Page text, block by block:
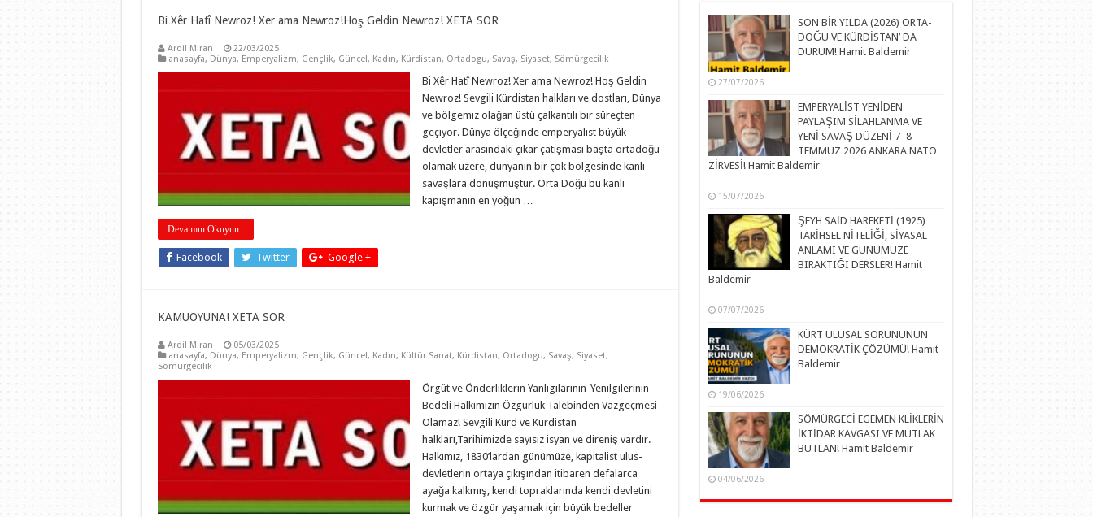
Bi Xêr Hatî Newroz! Xer ama Newroz!Hoş Geldin Newroz! XETA SOR
Ardil Miran
22/03/2025
anasayfa, Dünya, Emperyalizm, Gençlik, Güncel, Kadın, Kürdistan, Ortadogu, Savaş, Siyaset, Sömürgecilik
Bi Xêr Hatî Newroz! Xer ama Newroz! Hoş Geldin
Newroz! Sevgili Kürdistan halkları ve dostları, Dünya
ve bölgemiz olağan üstü çalkantılı bir süreçten
geçiyor. Dünya ölçeğinde emperyalist büyük
devletler arasındaki çıkar çatışması başta ortadoğu
olamak üzere, dünyanın bir çok bölgesinde kanlı
savaşlara dönüşmüştür. Orta Doğu bu kanlı
kapışmanın en yoğun …
Devamını Okuyun..
Facebook Twitter Google +
KAMUOYUNA! XETA SOR
Ardil Miran
05/03/2025
anasayfa, Dünya, Emperyalizm, Gençlik, Güncel, Kadın, Kültür Sanat, Kürdistan, Ortadogu, Savaş, Siyaset,
Sömürgecilik
Örgüt ve Önderliklerin Yanlıgılarının-Yenilgilerinin
Bedeli Halkımızın Özgürlük Talebinden Vazgeçmesi
Olamaz! Sevgili Kürd ve Kürdistan
halkları,Tarihimizde sayısız isyan ve direniş vardır.
Halkımız, 1830’lardan günümüze, kapitalist ulus-
devletlerin ortaya çıkışından itibaren defalarca
ayağa kalkmış, kendi topraklarında kendi devletini
kurmak ve özgür yaşamak için büyük bedeller
SON BİR YILDA (2026) ORTA-
DOĞU VE KÜRDİSTAN’ DA
DURUM! Hamit Baldemir
27/07/2026
EMPERYALİST YENİDEN
PAYLAŞIM SİLAHLANMA VE
YENİ SAVAŞ DÜZENİ 7–8
TEMMUZ 2026 ANKARA NATO
ZİRVESİ! Hamit Baldemir
15/07/2026
ŞEYH SAİD HAREKETİ (1925)
TARİHSEL NİTELİĞİ, SİYASAL
ANLAMI VE GÜNÜMÜZE
BIRAKTIĞI DERSLER! Hamit
Baldemir
07/07/2026
KÜRT ULUSAL SORUNUNUN
DEMOKRATİK ÇÖZÜMÜ! Hamit
Baldemir
19/06/2026
SÖMÜRGECİ EGEMEN KLİKLERİN
İKTİDAR KAVGASI VE MUTLAK
BUTLAN! Hamit Baldemir
04/06/2026